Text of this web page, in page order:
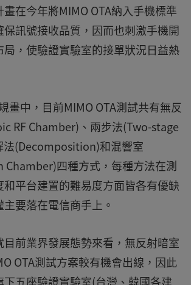
在今年將MIMO OTA納入手機標準
訊號接收品質，因而也刺激手機開
局，使驗證實驗室的接單狀況日益熱
畫中，目前MIMO OTA測試共有無反
RF Chamber)、兩步法(Two-stage
(Decomposition)和混響室
Chamber)四種方式，每種方法在測
和平台建置的難易度方面皆各有優缺
要落在電信商手上。
前業界發展態勢來看，無反射暗室
OTA測試方案較有機會出線，因此
五座驗證實驗室(台灣、韓國各建